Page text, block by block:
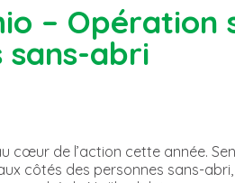
– Opération
sans-abri
cœur de l’action cette année.
côtés des personnes sans-